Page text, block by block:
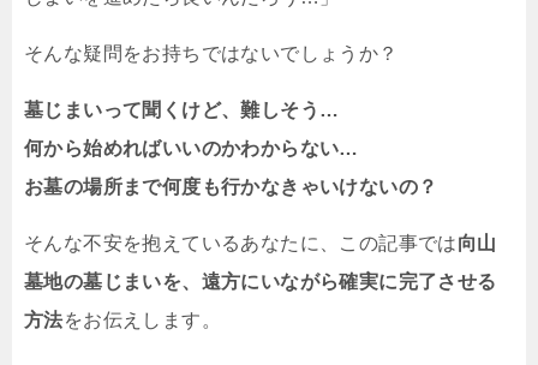
そんな疑問をお持ちではないでしょうか？
墓じまいって聞くけど、難しそう…
何から始めればいいのかわからない…
お墓の場所まで何度も行かなきゃいけないの？
そんな不安を抱えているあなたに、この記事では向山
墓地の墓じまいを、遠方にいながら確実に完了させる
方法をお伝えします。